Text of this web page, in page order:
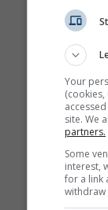
Your
site. We
partners.
Some
interest,
for a link
withdraw